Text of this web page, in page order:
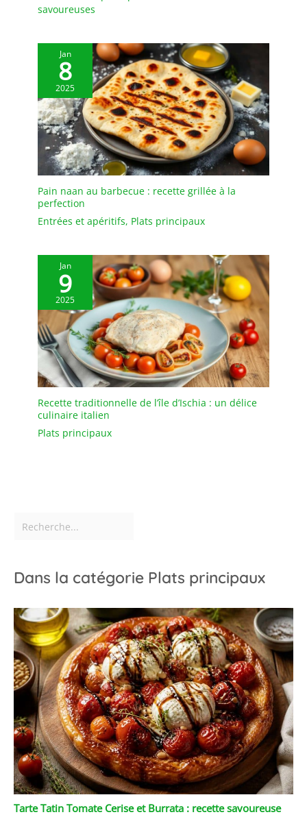
savoureuses
Jan
8
2025
Pain naan au barbecue : recette grillée à la
perfection
Entrées et apéritifs, Plats principaux
Jan
9
2025
Recette traditionnelle de l’île d’Ischia : un délice
culinaire italien
Plats principaux
Dans la catégorie Plats principaux
Tarte Tatin Tomate Cerise et Burrata : recette savoureuse